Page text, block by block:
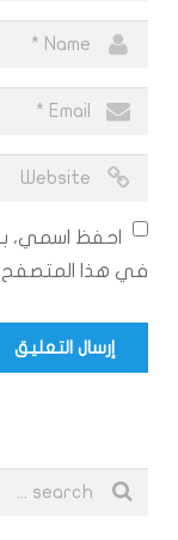
احفظ اسمي،
في هذا المتصفح